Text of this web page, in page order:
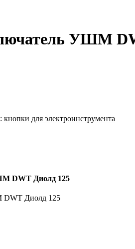
УШМ
кнопки для электроинструмента
DWT Диолд 125
Диолд 125